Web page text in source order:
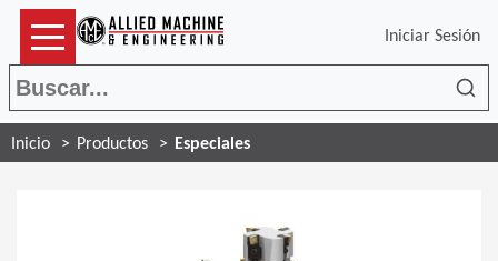
Iniciar Sesión
Inicio Productos Especiales